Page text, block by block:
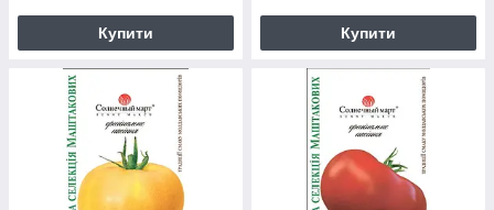
Купити Купити